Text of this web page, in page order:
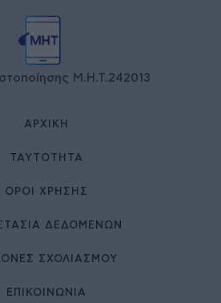
Μ.Η.Τ.242013
ΑΡΧΙΚΉ
ΤΑΥΤΌΤΗΤΑ
ΌΡΟΙ ΧΡΉΣΗΣ
ΔΕΔΟΜΕΝΩΝ
ΣΧΟΛΙΑΣΜΟΥ
ΕΠΙΚΟΙΝΩΝΊΑ